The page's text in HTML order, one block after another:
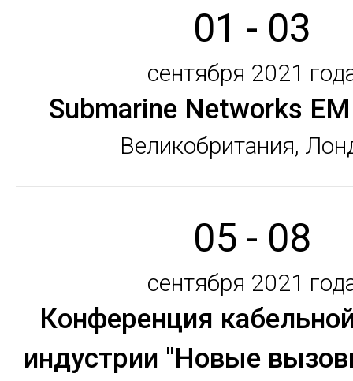
01 - 03
сентября 2021
Submarine Networks
Великобритания,
05 - 08
сентября 2021
Конференция
индустрии "Новые